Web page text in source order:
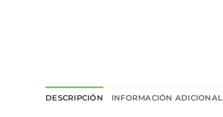
DESCRIPCIÓN INFORMACIÓN ADICIONAL